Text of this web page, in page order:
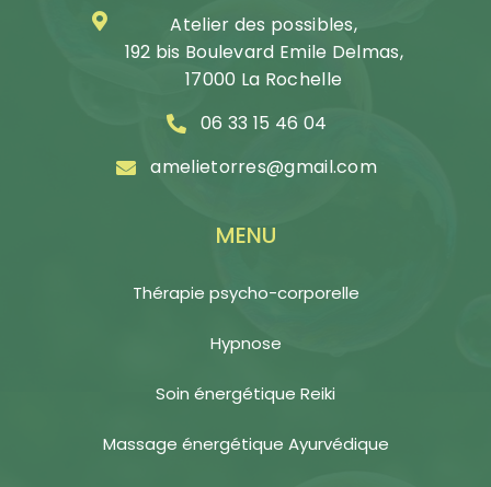
Atelier des possibles,
192 bis Boulevard Emile Delmas,
17000 La Rochelle
06 33 15 46 04
amelietorres@gmail.com
MENU
Thérapie psycho-corporelle
Hypnose
Soin énergétique Reiki
Massage énergétique Ayurvédique